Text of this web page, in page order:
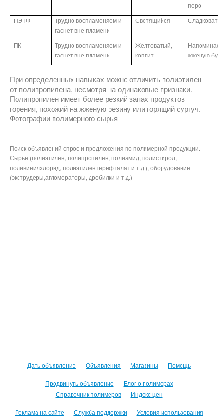
перо
ПЭТФ
Трудно воспламеняем и
гаснет вне пламени
Светящийся
ПК
Трудно воспламеняем и
гаснет вне пламени
Желтоватый,
коптит
жженую
При определенных навыках можно отличить полиэтилен
от полипропилена, несмотря на одинаковые признаки.
Полипропилен имеет более резкий запах продуктов
горения, похожий на жженую резину или горящий сургуч.
Фотографии полимерного сырья
Поиск объявлений спрос и предложения по полимерной продукции.
Сырье (полиэтилен, полипропилен, полиамид, полистирол,
поливинилхлорид, полиэтилентерефталат и т.д.), оборудование
(экструдеры,агломераторы, дробилки и т.д.)
Дать объявление Объявления Магазины Помощь
Продвинуть объявление
Блог о полимерах
Справочник полимеров
Индекс цен
Реклама на сайте Служба поддержки Условия использования